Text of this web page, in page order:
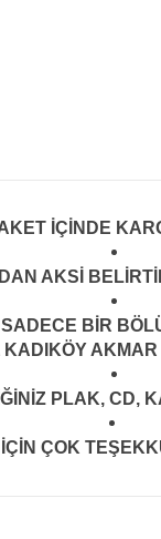
İÇİNDE
AKSİ
BİR
PLAK, CD,
İÇİN ÇOK